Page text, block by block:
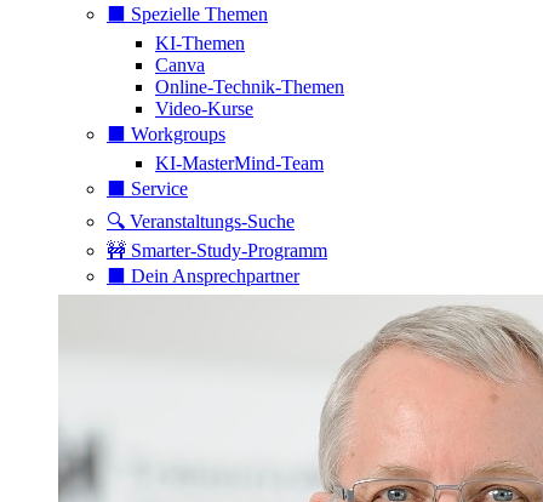
⬛️ Spezielle Themen
KI-Themen
Canva
Online-Technik-Themen
Video-Kurse
⬛️ Workgroups
KI-MasterMind-Team
⬛️ Service
🔍 Veranstaltungs-Suche
🚧 Smarter-Study-Programm
⬛️ Dein Ansprechpartner